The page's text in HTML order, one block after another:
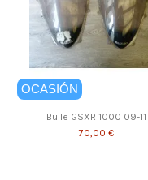
OCASIÓN
Bulle GSXR 1000 09-11
70,00 €